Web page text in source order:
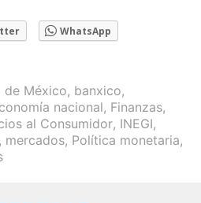
WhatsApp
de México, banxico,
nacional, Finanzas,
al Consumidor, INEGI,
, mercados, Política monetaria,